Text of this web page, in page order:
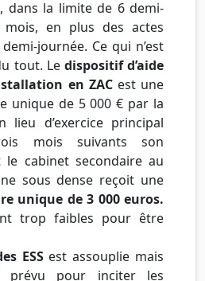
dans la limite de 6 demi-
en plus des actes
journée. Ce qui n’est
tout. Le dispositif d’aide
en ZACest une
unique de 5 000 € par la
lieu d’exercice principal
mois suivants son
le cabinet secondaire au
sous dense reçoit une
unique de 3 000 euros.
trop faibles pour être
ESSest assouplie mais
prévu pour inciter les